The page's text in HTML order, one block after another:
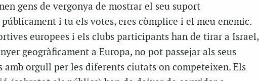
gens de vergonya de mostrar el seu suport
i tu els votes, eres còmplice i el meu enemic.
europees i els clubs participants han de tirar a Israel,
geogràficament a Europa, no pot passejar als seus
amb orgull per les diferents ciutats on competeixen. Els